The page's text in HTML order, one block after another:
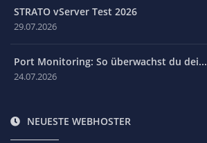
STRATO vServer Test 2026
29.07.2026
Port Monitoring: So überwachst du dei...
24.07.2026
NEUESTE WEBHOSTER